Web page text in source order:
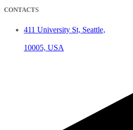
CONTACTS
411 University St, Seattle,
10005, USA